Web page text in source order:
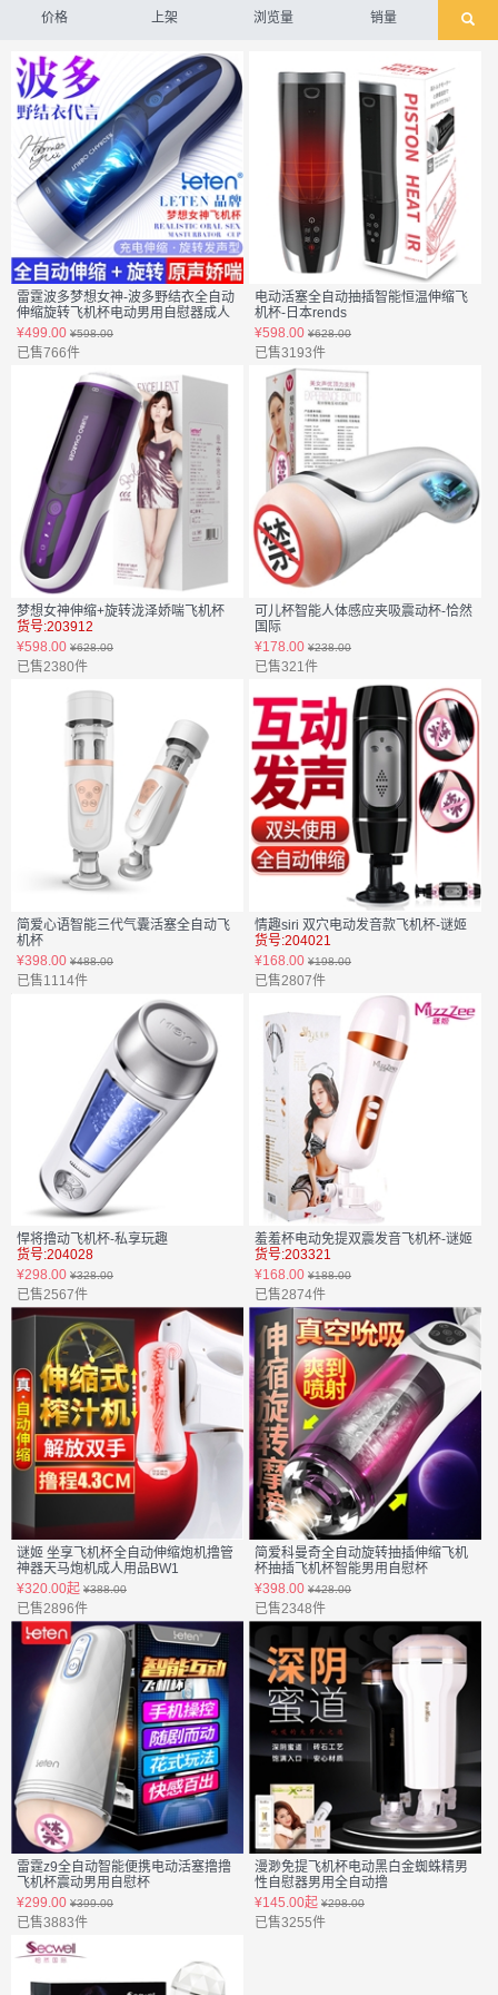
价格 上架 浏览量 销量
雷霆波多梦想女神-波多野结衣全自动
伸缩旋转飞机杯电动男用自慰器成人
性用品
货号:205216
¥499.00 ¥598.00
已售766件
电动活塞全自动抽插智能恒温伸缩飞
机杯-日本rends
货号:203911
¥598.00 ¥628.00
已售3193件
梦想女神伸缩+旋转泷泽娇喘飞机杯
货号:203912
¥598.00 ¥628.00
已售2380件
可儿杯智能人体感应夹吸震动杯-恰然
国际
货号:204029
¥178.00 ¥238.00
已售321件
简爱心语智能三代气囊活塞全自动飞
机杯
货号:203910
¥398.00 ¥488.00
已售1114件
情趣siri 双穴电动发音款飞机杯-谜姬
货号:204021
¥168.00 ¥198.00
已售2807件
悍将撸动飞机杯-私享玩趣
货号:204028
¥298.00 ¥328.00
已售2567件
羞羞杯电动免提双震发音飞机杯-谜姬
货号:203321
¥168.00 ¥188.00
已售2874件
谜姬 坐享飞机杯全自动伸缩炮机撸管
神器天马炮机成人用品BW1
货号:204013
¥320.00起 ¥388.00
已售2896件
简爱科曼奇全自动旋转抽插伸缩飞机
杯抽插飞机杯智能男用自慰杯
货号:203909
¥398.00 ¥428.00
已售2348件
雷霆z9全自动智能便携电动活塞撸撸
飞机杯震动男用自慰杯
货号:203319
¥299.00 ¥399.00
已售3883件
漫渺免提飞机杯电动黑白金蜘蛛精男
性自慰器男用全自动撸
货号:203207-2
¥145.00起 ¥298.00
已售3255件